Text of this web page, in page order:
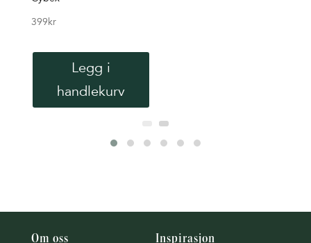
399kr
Legg i
handlekurv
Om oss Inspirasjon